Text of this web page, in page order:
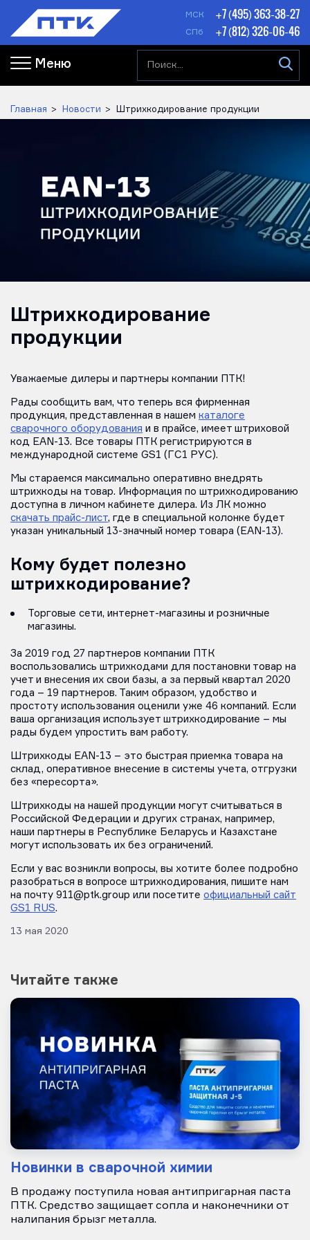
МСК +7 (495) 363-38-27
СПб +7 (812) 326-06-46
Меню
Главная Новости Штрихкодирование продукции
Штрихкодирование
продукции
Уважаемые дилеры и партнеры компании ПТК!
Рады сообщить вам, что теперь вся фирменная
продукция, представленная в нашем каталоге
сварочного оборудования и в прайсе, имеет штриховой
код EAN-13. Все товары ПТК регистрируются в
международной системе GS1 (ГС1 РУС).
Мы стараемся максимально оперативно внедрять
штрихкоды на товар. Информация по штрихкодированию
доступна в личном кабинете дилера. Из ЛК можно
скачать прайс-лист, где в специальной колонке будет
указан уникальный 13-значный номер товара (EAN-13).
Кому будет полезно
штрихкодирование?
Торговые сети, интернет-магазины и розничные
магазины.
За 2019 год 27 партнеров компании ПТК
воспользовались штрихкодами для постановки товар на
учет и внесения их свои базы, а за первый квартал 2020
года – 19 партнеров. Таким образом, удобство и
простоту использования оценили уже 46 компаний. Если
ваша организация использует штрихкодирование – мы
рады будем упростить вам работу.
Штрихкоды EAN-13 – это быстрая приемка товара на
склад, оперативное внесение в системы учета, отгрузки
без «пересорта».
Штрихкоды на нашей продукции могут считываться в
Российской Федерации и других странах, например,
наши партнеры в Республике Беларусь и Казахстане
могут использовать их без ограничений.
Если у вас возникли вопросы, вы хотите более подробно
разобраться в вопросе штрихкодирования, пишите нам
на почту 911@ptk.group или посетите официальный сайт
GS1 RUS.
13 мая 2020
Читайте также
Новинки в сварочной химии
В продажу поступила новая антипригарная паста
ПТК. Средство защищает сопла и наконечники от
налипания брызг металла.